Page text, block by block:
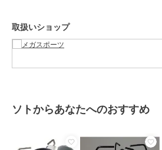
取扱いショップ
ソトからあなたへのおすすめ